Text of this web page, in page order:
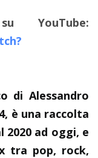
YouTube:
di Alessandro
è una raccolta
ad oggi, e
tra pop, rock,